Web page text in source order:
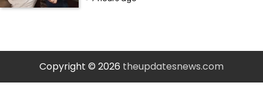
Copyright © 2026 theupdatesnews.com